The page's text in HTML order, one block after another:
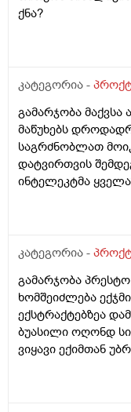
ქნა?
კატეგორია -
გამარჯობა
მაწუხებს
საგრძნობლათ
დატვირთვის
ინტელეკტმა
და ზოგადად დიდი
წამალი თუ იცით
კატეგორია -
გამარჯობა
ხომშეიძლება
ექსტრაქტებზეა
ბუასილი ოღონდ
ვიყავი ექიმთან
გამიღიზიანა და